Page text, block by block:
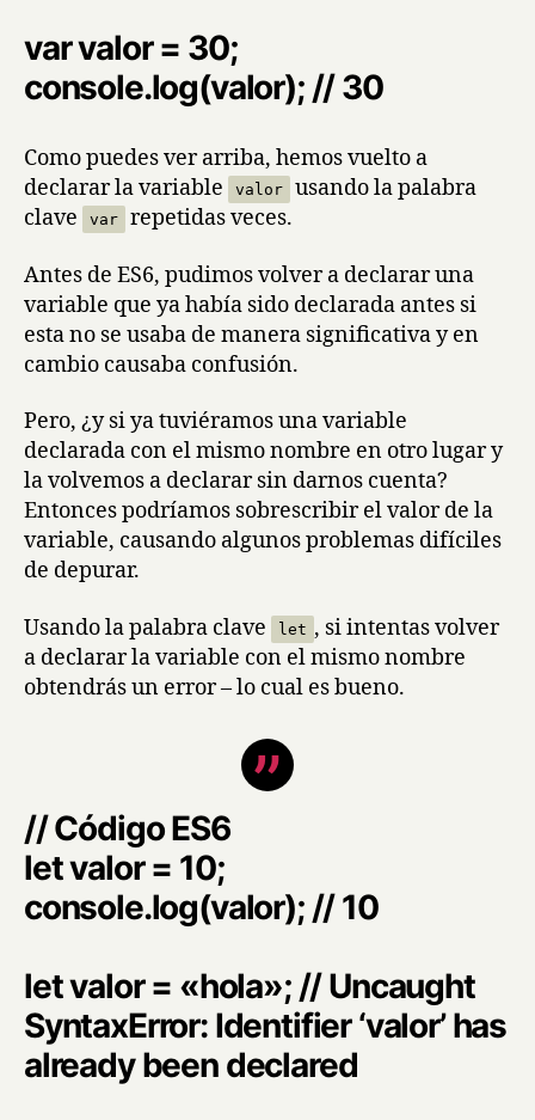
var valor = 30;
console.log(valor); // 30
Como puedes ver arriba, hemos vuelto a
declarar la variable
valor
usando la palabra
clave
var repetidas veces.
Antes de ES6, pudimos volver a declarar una
variable que ya había sido declarada antes si
esta no se usaba de manera significativa y en
cambio causaba confusión.
Pero, ¿y si ya tuviéramos una variable
declarada con el mismo nombre en otro lugar y
la volvemos a declarar sin darnos cuenta?
Entonces podríamos sobrescribir el valor de la
variable, causando algunos problemas difíciles
de depurar.
Usando la palabra clave let , si intentas volver
a declarar la variable con el mismo nombre
obtendrás un error – lo cual es bueno.
// Código ES6
let valor = 10;
console.log(valor); // 10
let valor = «hola»; // Uncaught
SyntaxError: Identifier ‘valor’ has
already been declared